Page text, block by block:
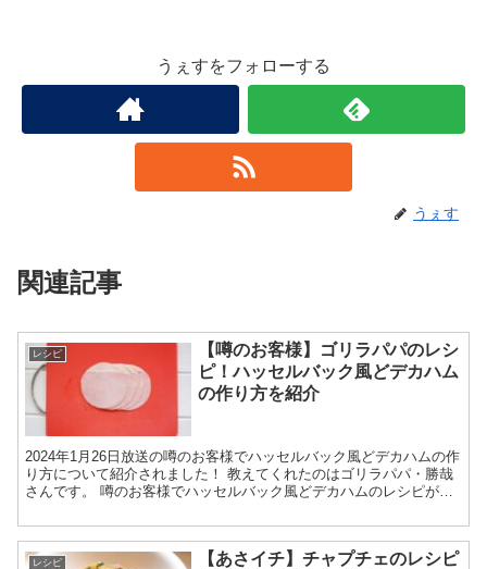
うぇすをフォローする
うぇす
関連記事
レシピ
【噂のお客様】ゴリラパパのレシ
ピ！ハッセルバック風どデカハム
の作り方を紹介
2024年1月26日放送の噂のお客様でハッセルバック風どデカハムの作
り方について紹介されました！ 教えてくれたのはゴリラパパ・勝哉
さんです。 噂のお客様でハッセルバック風どデカハムのレシピが話
レシピ
【あさイチ】チャプチェのレシピ